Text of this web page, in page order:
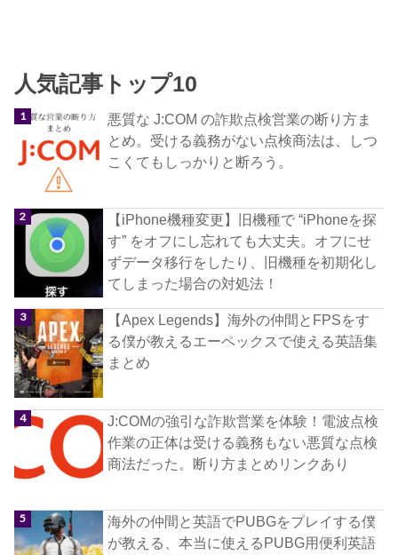
人気記事トップ10
悪質な J:COM の詐欺点検営業の断り方ま
とめ。受ける義務がない点検商法は、しつ
こくてもしっかりと断ろう。
【iPhone機種変更】旧機種で “iPhoneを探
す” をオフにし忘れても大丈夫。オフにせ
ずデータ移行をしたり、旧機種を初期化し
てしまった場合の対処法！
【Apex Legends】海外の仲間とFPSをす
る僕が教えるエーペックスで使える英語集
まとめ
J:COMの強引な詐欺営業を体験！電波点検
作業の正体は受ける義務もない悪質な点検
商法だった。断り方まとめリンクあり
海外の仲間と英語でPUBGをプレイする僕
が教える、本当に使えるPUBG用便利英語